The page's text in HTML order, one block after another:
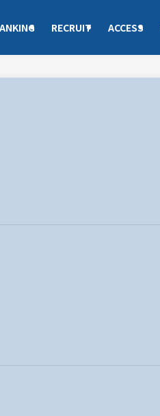
RECRUIT ACCESS